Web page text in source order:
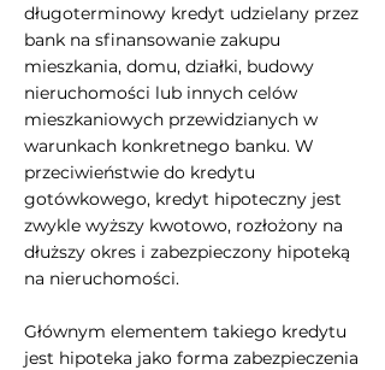
długoterminowy kredyt udzielany przez
bank na sfinansowanie zakupu
mieszkania, domu, działki, budowy
nieruchomości lub innych celów
mieszkaniowych przewidzianych w
warunkach konkretnego banku. W
przeciwieństwie do kredytu
gotówkowego, kredyt hipoteczny jest
zwykle wyższy kwotowo, rozłożony na
dłuższy okres i zabezpieczony hipoteką
na nieruchomości.
Głównym elementem takiego kredytu
jest hipoteka jako forma zabezpieczenia